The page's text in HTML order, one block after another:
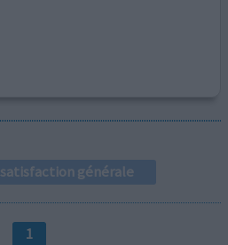
satisfaction générale
1